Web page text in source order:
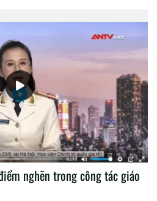
Chi bộ, xây dựng nghị quyết
vụ; bầu ra cấp ủy nhiệm kỳ 2020
Đại hội Đảng bộ Học viện lần thứ
nghẽn trong công tác giáo